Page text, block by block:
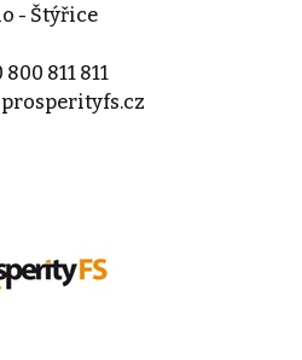
- Štýřice
811 811